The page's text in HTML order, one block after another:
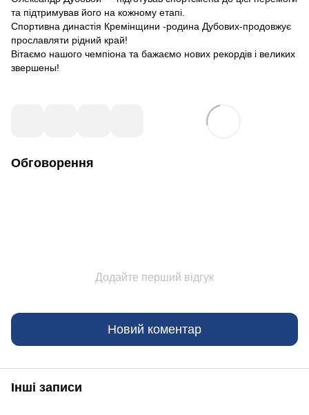
та підтримував його на кожному етапі.
Спортивна династія Кремінщини -родина Дубових-продовжує
прославляти рідний край!
Вітаємо нашого чемпіона та бажаємо нових рекордів і великих
звершены!
Обговорення
Додайте перший відгук
Новий коментар
Інші записи